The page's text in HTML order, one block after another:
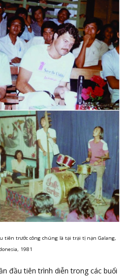
trước công chúng là tại trại tị nạn Galang,
1981
đầu tiên trình diễn trong các buổi